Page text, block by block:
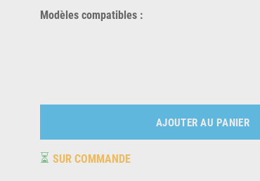
Modèles compatibles :
AJOUTER AU PANIER
⏳ SUR COMMANDE